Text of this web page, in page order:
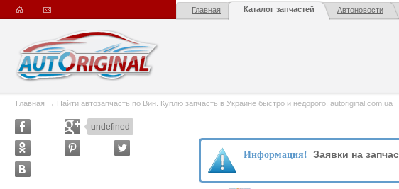
Главная Каталог запчастей Автоновости
Главная → Найти автозапчасть по Вин. Куплю запчасть в Украине быстро и недорого. autoriginal.com.ua
undefined
Информация! Заявки на